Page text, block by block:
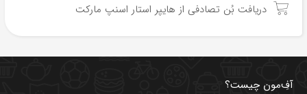
دریافت بُن تصادفی از هایپر استار اسنپ مارکت
آفِ‌مون چیست؟